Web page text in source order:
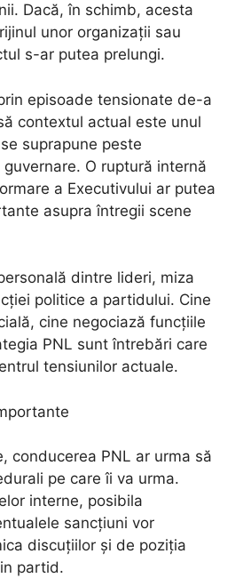
Dacă, în schimb, acesta
unor organizații sau
s-ar putea prelungi.
episoade tensionate de-a
contextul actual este unul
suprapune peste
O ruptură internă
a Executivului ar putea
asupra întregii scene
dintre lideri, miza
politice a partidului. Cine
cine negociază funcțiile
PNL sunt întrebări care
tensiunilor actuale.
conducerea PNL ar urma să
pe care îi va urma.
interne, posibila
sancțiuni vor
discuțiilor și de poziția
partid.